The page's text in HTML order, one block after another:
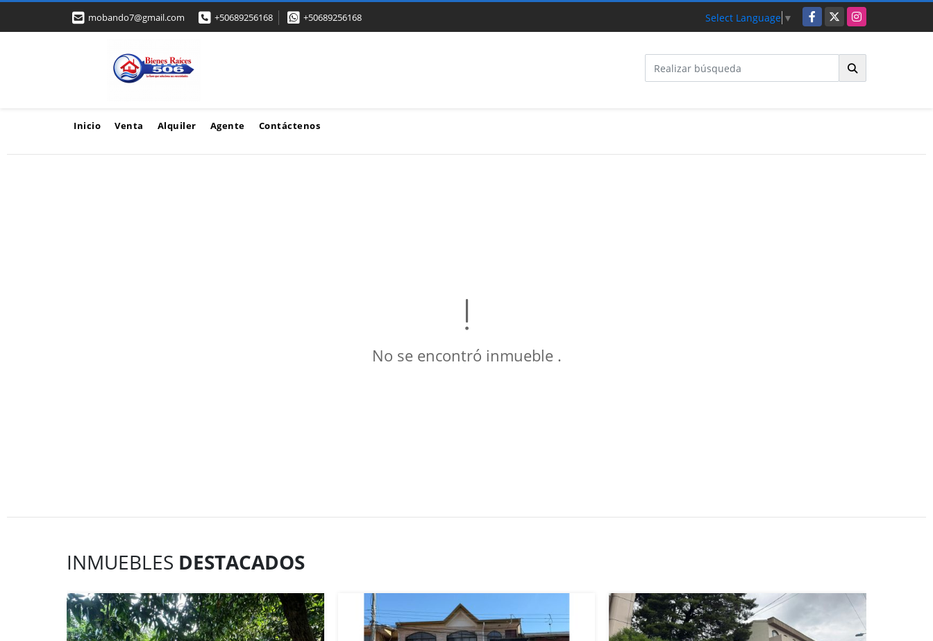
mobando7@gmail.com +50689256168 +50689256168 Select Language ▼ Facebook
X Instagram
Inicio Venta Alquiler Agente Contáctenos
No se encontró inmueble .
INMUEBLES DESTACADOS